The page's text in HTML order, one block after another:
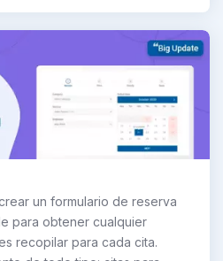
un formulario de reserva
para obtener cualquier
recopilar para cada cita.